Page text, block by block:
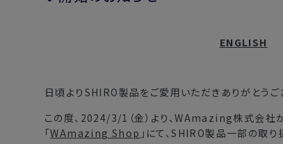
ENGLISH
日頃よりSHIRO製品をご愛用いただきありがとうご
この度、2024/3/1（金）より、WAmazing株式会
「WAmazing Shop 」にて、SHIRO製品一部の取り